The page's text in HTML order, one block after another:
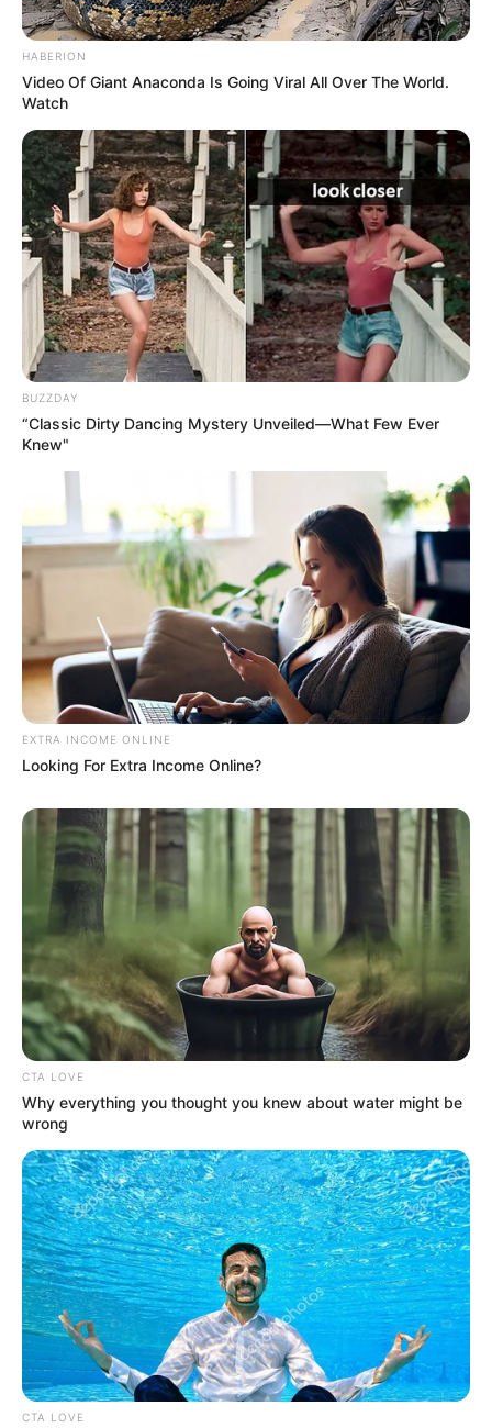
HABERION
Video Of Giant Anaconda Is Going Viral All Over The World.
Watch
BUZZDAY
“Classic Dirty Dancing Mystery Unveiled—What Few Ever
Knew"
EXTRA INCOME ONLINE
Looking For Extra Income Online?
CTA LOVE
Why everything you thought you knew about water might be
wrong
CTA LOVE